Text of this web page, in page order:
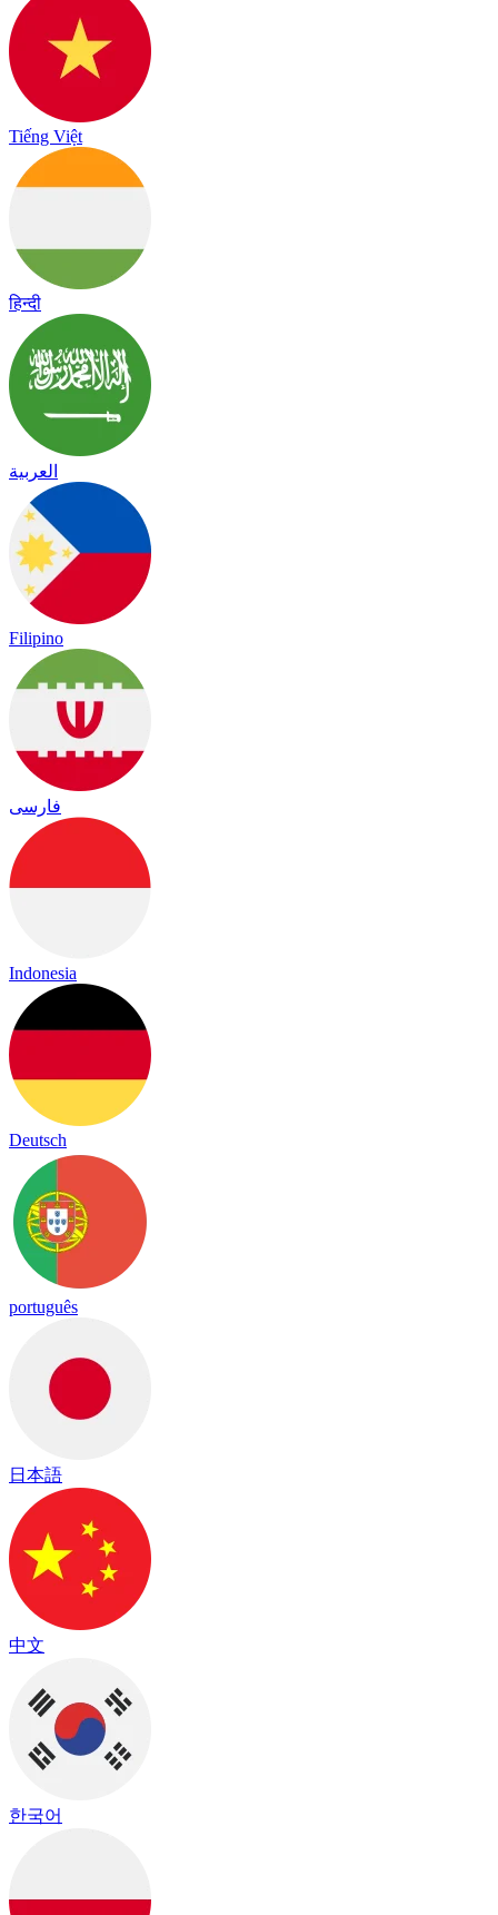
Tiếng Việt
हिन्दी
العربية
Filipino
فارسی
Indonesia
Deutsch
português
日本語
中文
한국어